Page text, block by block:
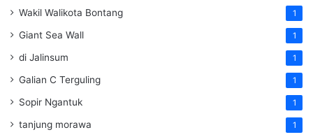
Wakil Walikota Bontang 1
Giant Sea Wall 1
di Jalinsum 1
Galian C Terguling 1
Sopir Ngantuk 1
tanjung morawa 1